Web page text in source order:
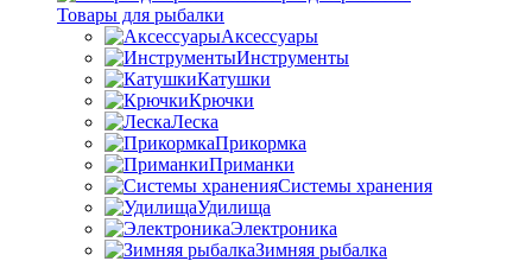
Товары для рыбалки
Аксессуары
Инструменты
Катушки
Крючки
Леска
Прикормка
Приманки
Системы хранения
Удилища
Электроника
Зимняя рыбалка